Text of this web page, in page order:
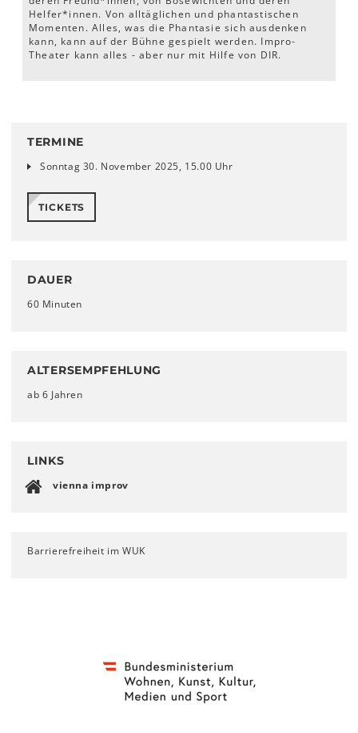
Helfer*innen. Von alltäglichen und phantastischen
Momenten. Alles, was die Phantasie sich ausdenken
kann, kann auf der Bühne gespielt werden. Impro-
Theater kann alles - aber nur mit Hilfe von DIR.
TERMINE
Sonntag 30. November 2025, 15.00 Uhr
TICKETS
DAUER
60 Minuten
ALTERSEMPFEHLUNG
ab 6 Jahren
LINKS
vienna improv
Barrierefreiheit im WUK